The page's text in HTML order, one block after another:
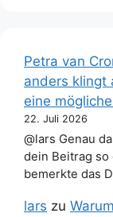
Petra van
anders klingt
eine
22. Juli 2026
@lars Genau
dein Beitrag so
bemerkte das
lars zu